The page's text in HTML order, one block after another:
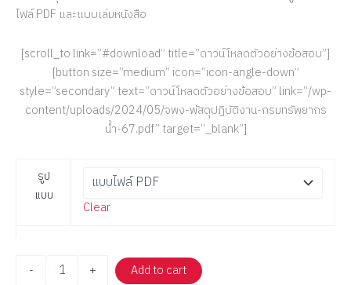
ไฟล์ PDF และแบบเล่มหนังสือ
[scroll_to link=”#download” title=”ดาวน์โหลดตัวอย่างข้อสอบ”]
[button size=”medium” icon=”icon-angle-down”
style=”secondary” text=”ดาวน์โหลดตัวอย่างข้อสอบ” link=”/wp-
content/uploads/2024/05/จพง-พัสดุปฏิบัติงาน-กรมทรัพยากร
น้ำ-67.pdf” target=”_blank”]
รูป
แบบ
Clear
- +
Add to cart